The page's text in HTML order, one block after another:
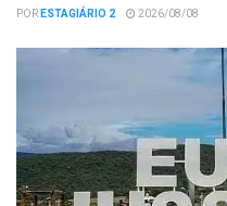
PORESTAGIÁRIO 2 2026/08/08